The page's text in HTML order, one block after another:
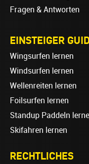
Fragen & Antworten
EINSTEIGER
Wingsurfen lernen
Windsurfen lernen
Wellenreiten lernen
Foilsurfen lernen
Standup Paddeln
Skifahren lernen
RECHTLICHES